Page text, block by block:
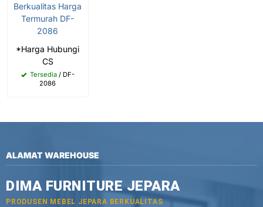
Berkualitas Harga
Termurah DF-
2086
*Harga Hubungi
CS
Tersedia/ DF-
2086
ALAMAT WAREHOUSE
DIMA FURNITURE JEPARA
PRODUSEN MEBEL JEPARA BERKUALITAS